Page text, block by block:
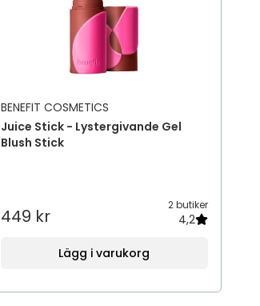
BENEFIT COSMETICS
Juice Stick - Lystergivande Gel
Blush Stick
449 kr
2 butiker
4,2
Lägg i varukorg